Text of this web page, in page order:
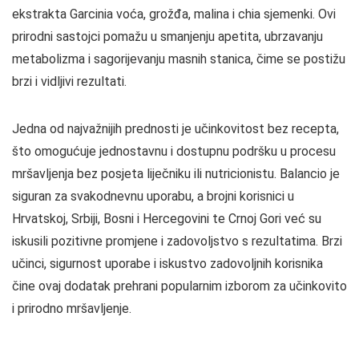
ekstrakta Garcinia voća, grožđa, malina i chia sjemenki. Ovi
prirodni sastojci pomažu u smanjenju apetita, ubrzavanju
metabolizma i sagorijevanju masnih stanica, čime se postižu
brzi i vidljivi rezultati.
Jedna od najvažnijih prednosti je učinkovitost bez recepta,
što omogućuje jednostavnu i dostupnu podršku u procesu
mršavljenja bez posjeta liječniku ili nutricionistu. Balancio je
siguran za svakodnevnu uporabu, a brojni korisnici u
Hrvatskoj, Srbiji, Bosni i Hercegovini te Crnoj Gori već su
iskusili pozitivne promjene i zadovoljstvo s rezultatima. Brzi
učinci, sigurnost uporabe i iskustvo zadovoljnih korisnika
čine ovaj dodatak prehrani popularnim izborom za učinkovito
i prirodno mršavljenje.